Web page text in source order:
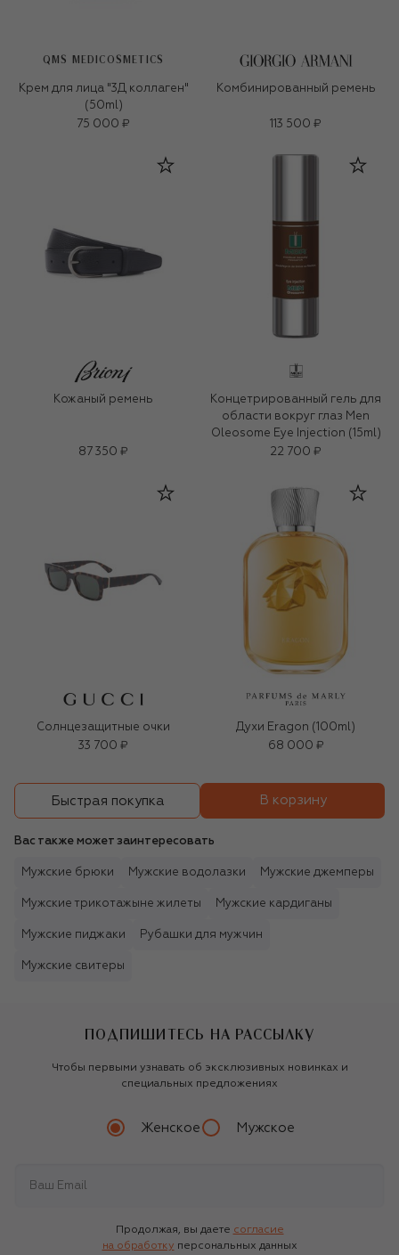
QMS MEDICOSMETICS
Крем для лица "3Д коллаген"
(50ml)
75 000 ₽
Комбинированный ремень
113 500 ₽
Кожаный ремень
87 350 ₽
Концетрированный гель для
области вокруг глаз Men
Oleosome Eye Injection (15ml)
22 700 ₽
Солнцезащитные очки
33 700 ₽
Духи Eragon (100ml)
68 000 ₽
Быстрая покупка В корзину
Вас также может заинтересовать
Мужские брюки Мужские водолазки Мужские джемперы
Мужские трикотажыне жилеты Мужские кардиганы
Мужские пиджаки Рубашки для мужчин
Мужские свитеры
ПОДПИШИТЕСЬ НА РАССЫЛКУ
Чтобы первыми узнавать об эксклюзивных новинках и
специальных предложениях
Женское Мужское
Продолжая, вы даете согласие
на обработку персональных данных